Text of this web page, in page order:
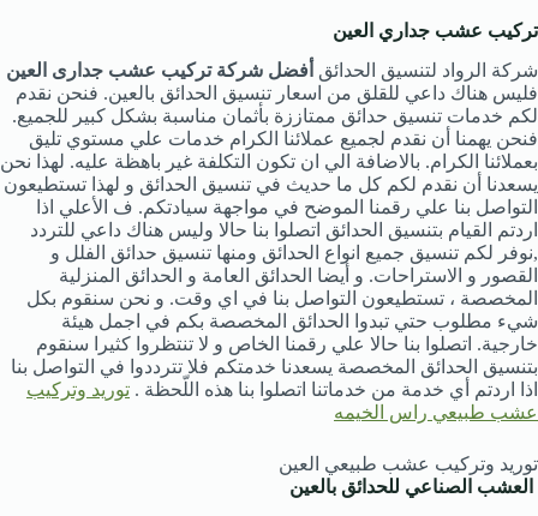
تركيب عشب جداري العين
شركة الرواد لتنسيق الحدائق أفضل شركة تركيب عشب جدارى العين
فليس هناك داعي للقلق من اسعار تنسيق الحدائق بالعين. فنحن نقدم
لكم خدمات تنسيق حدائق ممتاززة بأثمان مناسبة بشكل كبير للجميع.
فنحن يهمنا أن نقدم لجميع عملائنا الكرام خدمات علي مستوي تليق
بعملائنا الكرام. بالاضافة الي ان تكون التكلفة غير باهظة عليه. لهذا نحن
يسعدنا أن نقدم لكم كل ما حديث في تنسيق الحدائق و لهذا تستطيعون
التواصل بنا علي رقمنا الموضح في مواجهة سيادتكم. ف الأعلي اذا
اردتم القيام بتنسيق الحدائق اتصلوا بنا حالا وليس هناك داعي للتردد
,نوفر لكم تنسيق جميع انواع الحدائق ومنها تنسيق حدائق الفلل و
القصور و الاستراحات. و أيضا الحدائق العامة و الحدائق المنزلية
المخصصة ، تستطيعون التواصل بنا في اي وقت. و نحن سنقوم بكل
شيء مطلوب حتي تبدوا الحدائق المخصصة بكم في اجمل هيئة
خارجية. اتصلوا بنا حالا علي رقمنا الخاص و لا تنتظروا كثيرا سنقوم
بتنسيق الحدائق المخصصة يسعدنا خدمتكم فلا تترددوا في التواصل بنا
اذا اردتم أي خدمة من خدماتنا اتصلوا بنا هذه اللّحظة . توريد وتركيب
عشب طبيعي راس الخيمه
توريد وتركيب عشب طبيعي العين
العشب الصناعي للحدائق بالعين